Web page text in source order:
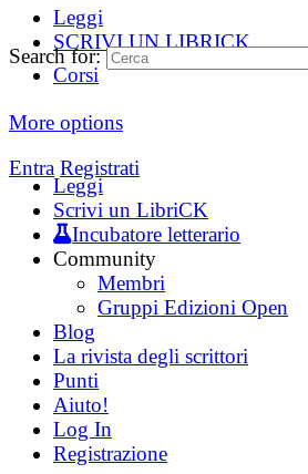
Leggi
SCRIVI UN LIBRICK
Corsi
More options
Entra Registrati
Search for:
Leggi
Scrivi un LibriCK
Incubatore letterario
Community
Membri
Gruppi Edizioni Open
Blog
La rivista degli scrittori
Punti
Aiuto!
Log In
Registrazione